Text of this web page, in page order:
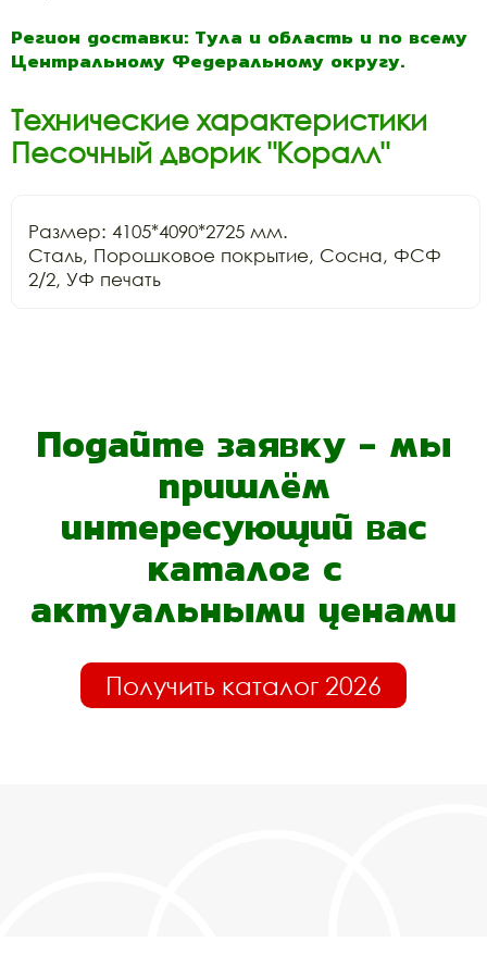
Регион доставки: Тула и область и по всему
Центральному Федеральному округу.
Технические характеристики
Песочный дворик "Коралл"
Размер: 4105*4090*2725 мм.
Сталь, Порошковое покрытие, Сосна, ФСФ
2/2, УФ печать
Подайте заявку - мы
пришлём
интересующий вас
каталог с
актуальными ценами
Получить каталог 2026